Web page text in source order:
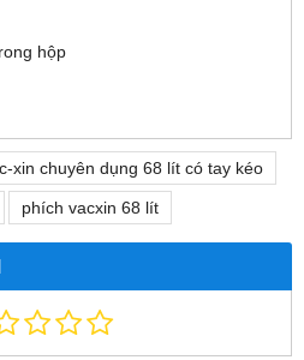
hộp
xin chuyên dụng 68 lít có tay kéo
phích vacxin 68 lít